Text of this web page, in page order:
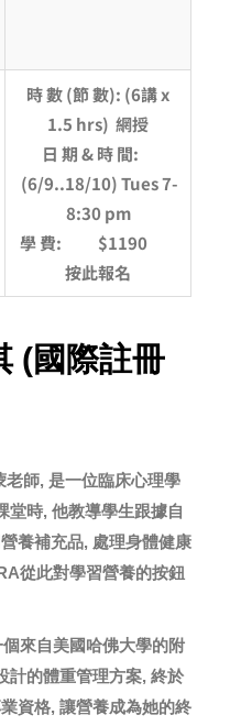
時 數 (節 數): (6講 x
1.5 hrs) 網授
日 期 & 時 間:
(6/9..18/10) Tues 7-
8:30 pm
學 費: $1190
按此報名
(國際註冊
師, 是一位臨床心理學
堂時, 他教導學生跟據自
養補充品, 處理身體健康
從此對學習營養的按鈕
來自美國哈佛大學的附
計的體重管理方案, 終於
資格, 讓營養成為她的終